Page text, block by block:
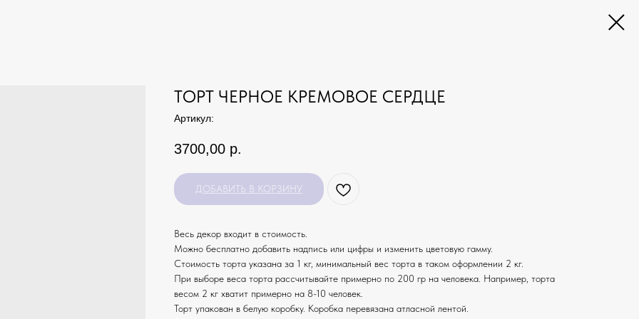
ТОРТ ЧЕРНОЕ КРЕМОВОЕ СЕРДЦЕ
Артикул:
3700,00 р.
ДОБАВИТЬ В КОРЗИНУ
Весь декор входит в стоимость.
Можно бесплатно добавить надпись или цифры и изменить цветовую гамму.
Стоимость торта указана за 1 кг, минимальный вес торта в таком оформлении 2 кг.
При выборе веса торта рассчитывайте примерно по 200 гр на человека. Например, торта
весом 2 кг хватит примерно на 8-10 человек.
Торт упакован в белую коробку. Коробка перевязана атласной лентой.